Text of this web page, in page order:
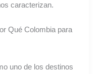
caracterizan.
Qué Colombia para
uno de los destinos